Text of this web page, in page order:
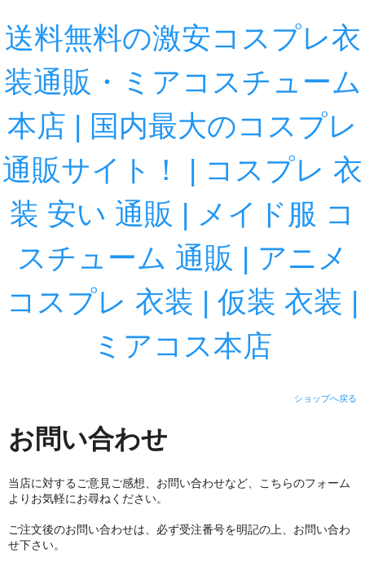
送料無料の激安コスプレ衣
装通販・ミアコスチューム
本店 | 国内最大のコスプレ
通販サイト！ | コスプレ 衣
装 安い 通販 | メイド服 コ
スチューム 通販 | アニメ
コスプレ 衣装 | 仮装 衣装 |
ミアコス本店
ショップへ戻る
お問い合わせ
当店に対するご意見ご感想、お問い合わせなど、こちらのフォーム
よりお気軽にお尋ねください。
ご注文後のお問い合わせは、必ず受注番号を明記の上、お問い合わ
せ下さい。